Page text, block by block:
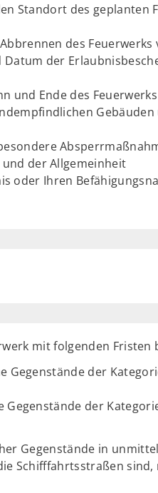
Standort des geplanten
des
der
und Ende des Feuerwerks
der Allgemeinheit
oder Ihren
mit folgenden Fristen
der
der
Gegenstände in
Schifffahrtsstraßen